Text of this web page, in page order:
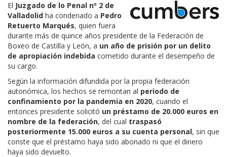
El Juzgado de lo Penal nº 2 de
Valladolid ha condenado a Pedro
Retuerto Marqués, quien fuera
durante más de quince años presidente de la Federación de
Boxeo de Castilla y León, a un año de prisión por un delito
de apropiación indebida cometido durante el desempeño de
su cargo.
Según la información difundida por la propia federación
autonómica, los hechos se remontan al periodo de
confinamiento por la pandemia en 2020, cuando el
entonces presidente solicitó un préstamo de 20.000 euros en
nombre de la federación, del cual traspasó
posteriormente 15.000 euros a su cuenta personal, sin que
conste que el préstamo haya sido abonado ni que el dinero
haya sido devuelto.